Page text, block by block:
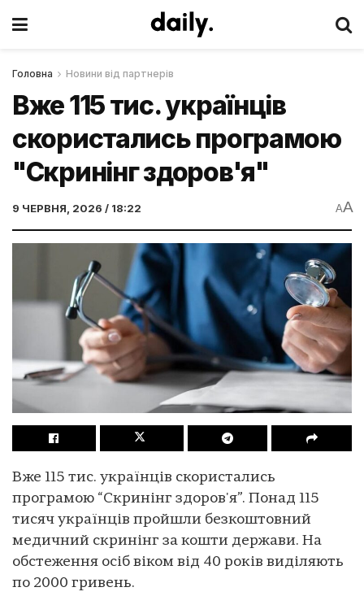
Головна Новини від партнерів
Вже 115 тис. українців
скористались програмою
"Скринінг здоров'я"
9 ЧЕРВНЯ, 2026 / 18:22 AA
Вже 115 тис. українців скористались
програмою “Скринінг здоров'я”. Понад 115
тисяч українців пройшли безкоштовний
медичний скринінг за кошти держави. На
обстеження осіб віком від 40 років виділяють
по 2000 гривень.